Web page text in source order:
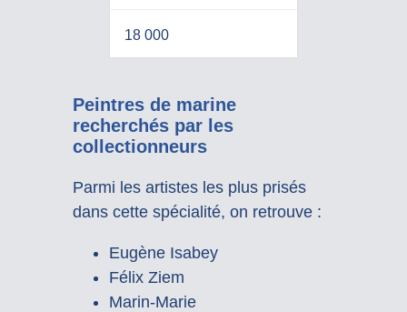
18 000
Peintres de marine
recherchés par les
collectionneurs
Parmi les artistes les plus prisés
dans cette spécialité, on retrouve :
Eugène Isabey
Félix Ziem
Marin-Marie